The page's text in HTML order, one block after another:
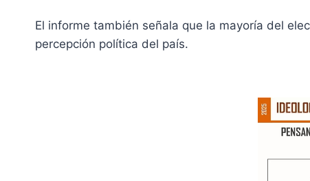
El informe también señala que la mayoría del
percepción política del país.